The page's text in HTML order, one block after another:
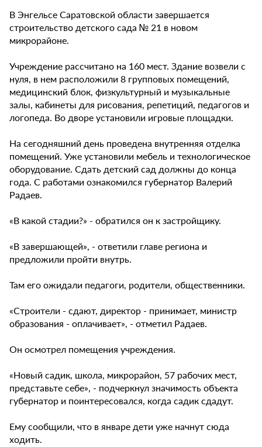
В Энгельсе Саратовской области завершается
строительство детского сада № 21 в новом
микрорайоне.
Учреждение рассчитано на 160 мест. Здание возвели с
нуля, в нем расположили 8 групповых помещений,
медицинский блок, физкультурный и музыкальные
залы, кабинеты для рисования, репетиций, педагогов и
логопеда. Во дворе установили игровые площадки.
На сегодняшний день проведена внутренняя отделка
помещений. Уже установили мебель и технологическое
оборудование. Сдать детский сад должны до конца
года. С работами ознакомился губернатор Валерий
Радаев.
«В какой стадии?» - обратился он к застройщику.
«В завершающей», - ответили главе региона и
предложили пройти внутрь.
Там его ожидали педагоги, родители, общественники.
«Строители - сдают, директор - принимает, министр
образования - оплачивает», - отметил Радаев.
Он осмотрел помещения учреждения.
«Новый садик, школа, микрорайон, 57 рабочих мест,
представьте себе», - подчеркнул значимость объекта
губернатор и поинтересовался, когда садик сдадут.
Ему сообщили, что в январе дети уже начнут сюда
ходить.